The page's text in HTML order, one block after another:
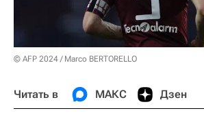
© AFP 2024 / Marco BERTORELLO
Читать в МАКС Дзен